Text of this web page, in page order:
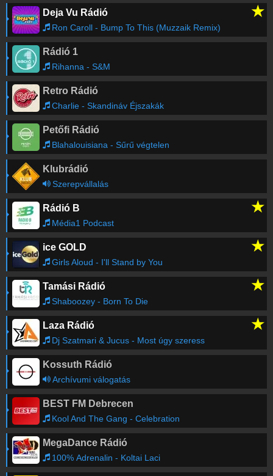
13:06 CsongrÃ¡di Kata
13:03 Pinter Timi
13:03 News-
13:00 News-Main
12:55 Brillantin
12:45 Amulett egyuttes
romamix
Régebbi számok lekérése
Deja Vu Rádió ★
Ron Caroll - Bump To This (Muzzaik Remix)
Rádió 1
Rihanna - S&M
Retro Rádió
Charlie - Skandináv Éjszakák
Petőfi Rádió
Blahalouisiana - Sűrű végtelen
Klubrádió
Szerepvállalás
Rádió B ★
Média1 Podcast
ice GOLD ★
Girls Aloud - I'll Stand by You
Tamási Rádió ★
Shaboozey - Born To Die
Laza Rádió ★
Dj Szatmari & Jucus - Most úgy szeress
Kossuth Rádió
Archívumi válogatás
BEST FM Debrecen
Kool And The Gang - Celebration
MegaDance Rádió
100% Adrenalin - Koltai Laci